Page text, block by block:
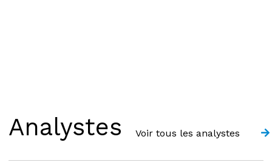
Analystes Voir tous les analystes